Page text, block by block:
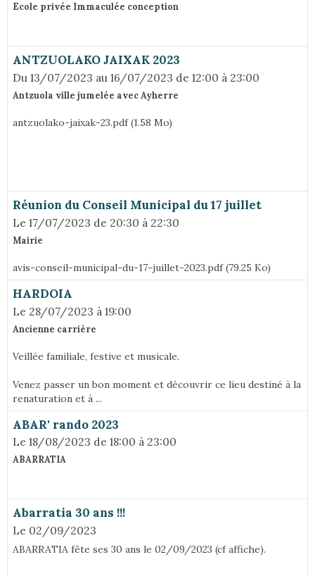
Ecole privée Immaculée conception
ANTZUOLAKO JAIXAK 2023
Du 13/07/2023 au 16/07/2023 de 12:00 à 23:00
Antzuola ville jumelée avec Ayherre
antzuolako-jaixak-23.pdf (1.58 Mo)
Réunion du Conseil Municipal du 17 juillet
Le 17/07/2023 de 20:30 à 22:30
Mairie
avis-conseil-municipal-du-17-juillet-2023.pdf (79.25 Ko)
HARDOIA
Le 28/07/2023 à 19:00
Ancienne carrière
Veillée familiale, festive et musicale.
Venez passer un bon moment et découvrir ce lieu destiné à la
renaturation et à ...
ABAR' rando 2023
Le 18/08/2023 de 18:00 à 23:00
ABARRATIA
Abarratia 30 ans !!!
Le 02/09/2023
ABARRATIA fête ses 30 ans le 02/09/2023 (cf affiche).